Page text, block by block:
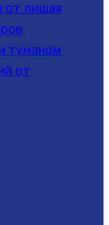
от лишая
туманом
от